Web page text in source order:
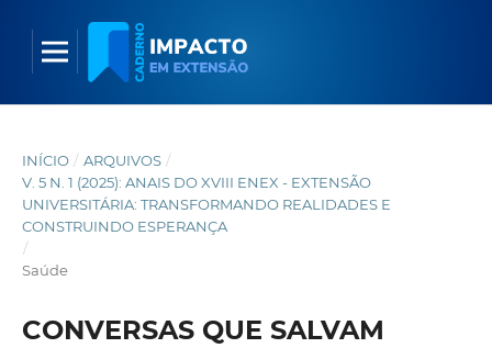
INÍCIO / ARQUIVOS /
V. 5 N. 1 (2025): ANAIS DO XVIII ENEX - EXTENSÃO
UNIVERSITÁRIA: TRANSFORMANDO REALIDADES E
CONSTRUINDO ESPERANÇA
/
Saúde
CONVERSAS QUE SALVAM